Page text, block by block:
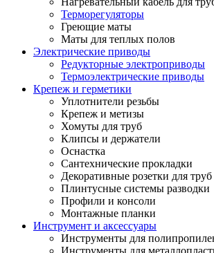
Терморегуляторы
Греющие маты
Маты для теплых полов
Электрические приводы
Редукторные электроприводы
Термоэлектрические приводы
Крепеж и герметики
Уплотнители резьбы
Крепеж и метизы
Хомуты для труб
Клипсы и держатели
Оснастка
Сантехнические прокладки
Декоративные розетки для труб
Плинтусные системы разводки
Профили и консоли
Монтажные планки
Инструмент и аксессуары
Инструменты для
Инструменты для